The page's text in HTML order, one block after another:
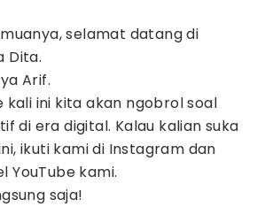
selamat datang di
Dita.
Arif.
kali ini kita akan ngobrol soal
di era digital. Kalau kalian suka
ikuti kami di Instagram dan
YouTube kami.
saja!